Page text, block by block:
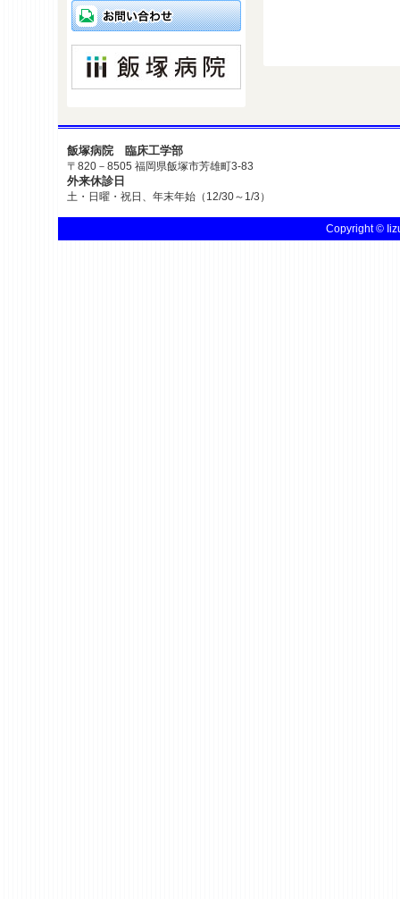
飯塚病院 臨床工学部
〒820－8505 福岡県飯塚市芳雄町3-83
外来休診日
土・日曜・祝日、年末年始（12/30～1/3）
Copyright ©